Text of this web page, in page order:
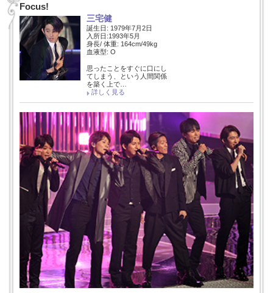
Focus!
三宅健
誕生日: 1979年7月2日
入所日:1993年5月
身長/ 体重: 164cm/49kg
血液型: O
思ったことをすぐに口にし
てしまう、という人間関係
を築く上で…
詳しく見る